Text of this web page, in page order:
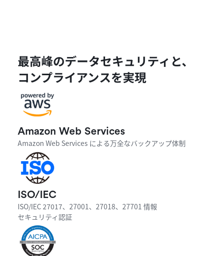
Amazon Web Services
Amazon Web Services による万全なバックアップ体制
ISO/IEC
ISO/IEC 27017、27001、27018、27701 情報
セキュリティ認証
最高峰のデータセキュリティと、
コンプライアンスを実現